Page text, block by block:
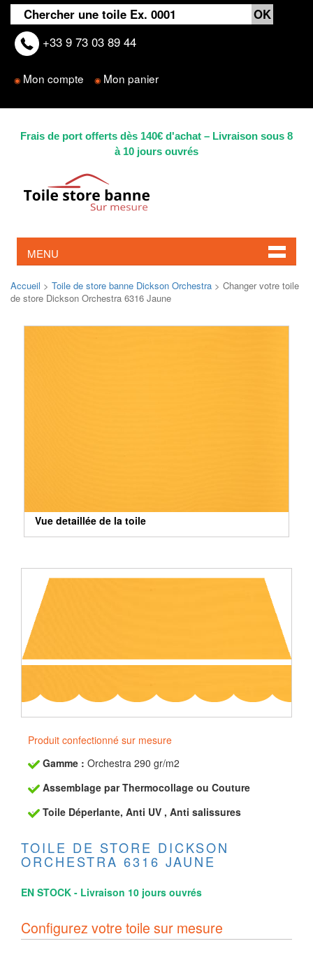
+33 9 73 03 89 44
◉ Mon compte ◉ Mon panier
Frais de port offerts dès 140€ d'achat – Livraison sous 8
à 10 jours ouvrés
MENU
Accueil > Toile de store banne Dickson Orchestra > Changer votre toile
de store Dickson Orchestra 6316 Jaune
Vue detaillée de la toile
Produit confectionné sur mesure
Gamme : Orchestra 290 gr/m2
Assemblage par Thermocollage ou Couture
Toile Déperlante, Anti UV , Anti salissures
TOILE DE STORE DICKSON
ORCHESTRA 6316 JAUNE
EN STOCK - Livraison 10 jours ouvrés
Configurez votre toile sur mesure